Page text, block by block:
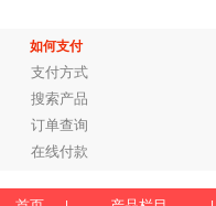
如何支付
支付方式
搜索产品
订单查询
在线付款